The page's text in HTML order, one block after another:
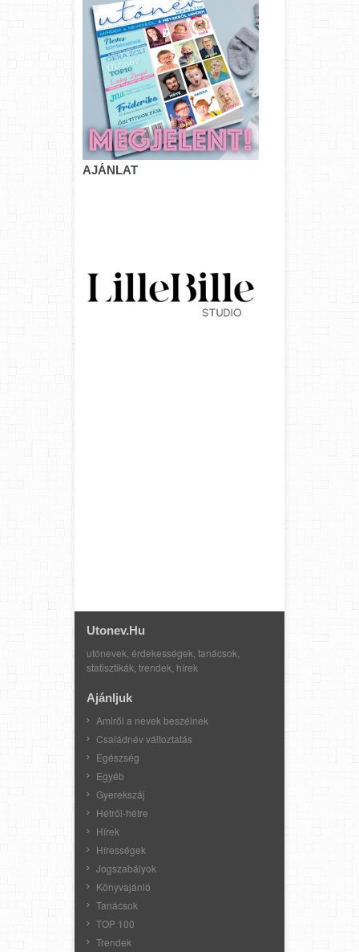
AJÁNLAT
Utonev.hu
utónevek, érdekességek, tanácsok,
statisztikák, trendek, hírek
Ajánljuk
Amiről a nevek beszélnek
Családnév változtatás
Egészség
Egyéb
Gyerekszáj
Hétről-hétre
Hírek
Hírességek
Jogszabályok
Könyvajánló
Tanácsok
TOP 100
Trendek